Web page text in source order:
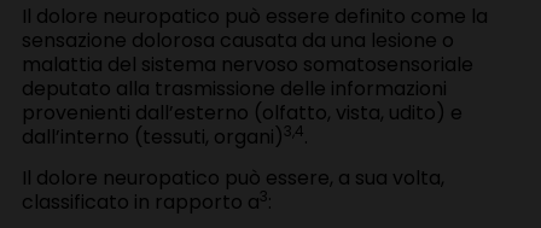
Il dolore neuropatico può essere definito come la
sensazione dolorosa causata da una lesione o
malattia del sistema nervoso somatosensoriale
deputato alla trasmissione delle informazioni
provenienti dall’esterno (olfatto, vista, udito) e
dall’interno (tessuti, organi)3,4.
Il dolore neuropatico può essere, a sua volta,
classificato in rapporto a3: